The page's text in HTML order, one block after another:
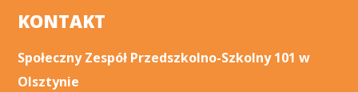
KONTAKT
Społeczny Zespół Przedszkolno-Szkolny 101 w
Olsztynie